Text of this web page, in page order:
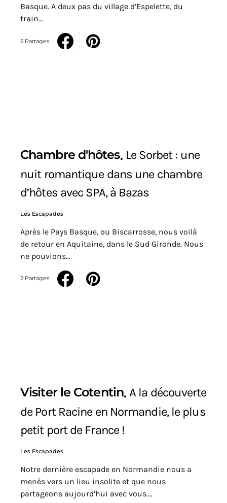
Basque. A deux pas du village d’Espelette, du
train…
5 Partages
Chambre d'hôtes Le Sorbet : une
nuit romantique dans une chambre
d’hôtes avec SPA, à Bazas
Les Escapades
Après le Pays Basque, ou Biscarrosse, nous voilà
de retour en Aquitaine, dans le Sud Gironde. Nous
ne pouvions…
2 Partages
Visiter le Cotentin A la découverte
de Port Racine en Normandie, le plus
petit port de France !
Les Escapades
Notre dernière escapade en Normandie nous a
menés vers un lieu insolite et que nous
partageons aujourd’hui avec vous.…